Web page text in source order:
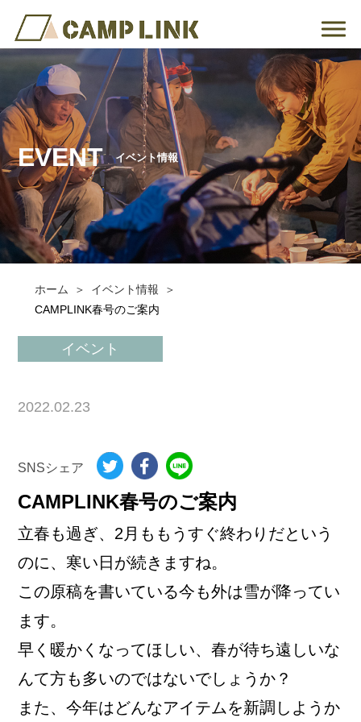
EVENT イベント情報
ホーム
イベント情報
CAMPLINK春号のご案内
イベント
2022.02.23
SNSシェア
CAMPLINK春号のご案内
立春も過ぎ、2月ももうすぐ終わりだという
のに、寒い日が続きますね。
この原稿を書いている今も外は雪が降ってい
ます。
早く暖かくなってほしい、春が待ち遠しいな
んて方も多いのではないでしょうか？
また、今年はどんなアイテムを新調しようか